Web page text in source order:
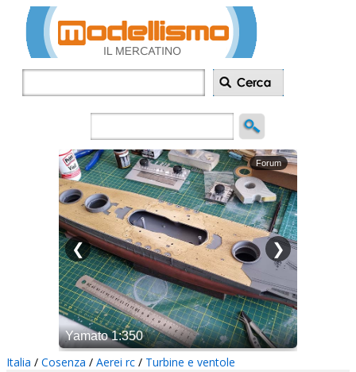
Italia / Cosenza / Aerei rc / Turbine e ventole